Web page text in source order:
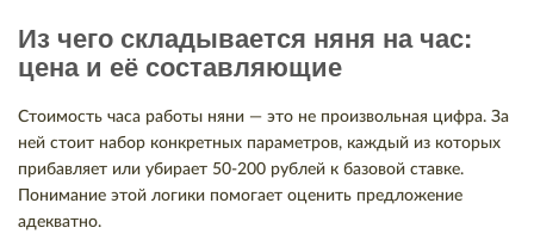
Из чего складывается няня на час:
цена и её составляющие
Стоимость часа работы няни — это не произвольная цифра. За
ней стоит набор конкретных параметров, каждый из которых
прибавляет или убирает 50-200 рублей к базовой ставке.
Понимание этой логики помогает оценить предложение
адекватно.